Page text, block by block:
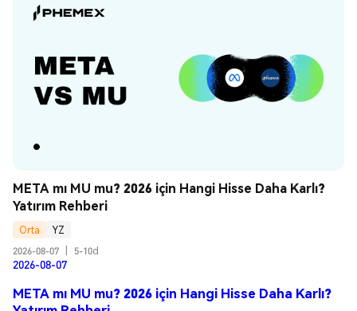
META mı MU mu? 2026 için Hangi Hisse Daha Karlı?
Yatırım Rehberi
Orta
YZ
2026-08-07
5-10d
2026-08-07
META mı MU mu? 2026 için Hangi Hisse Daha Karlı?